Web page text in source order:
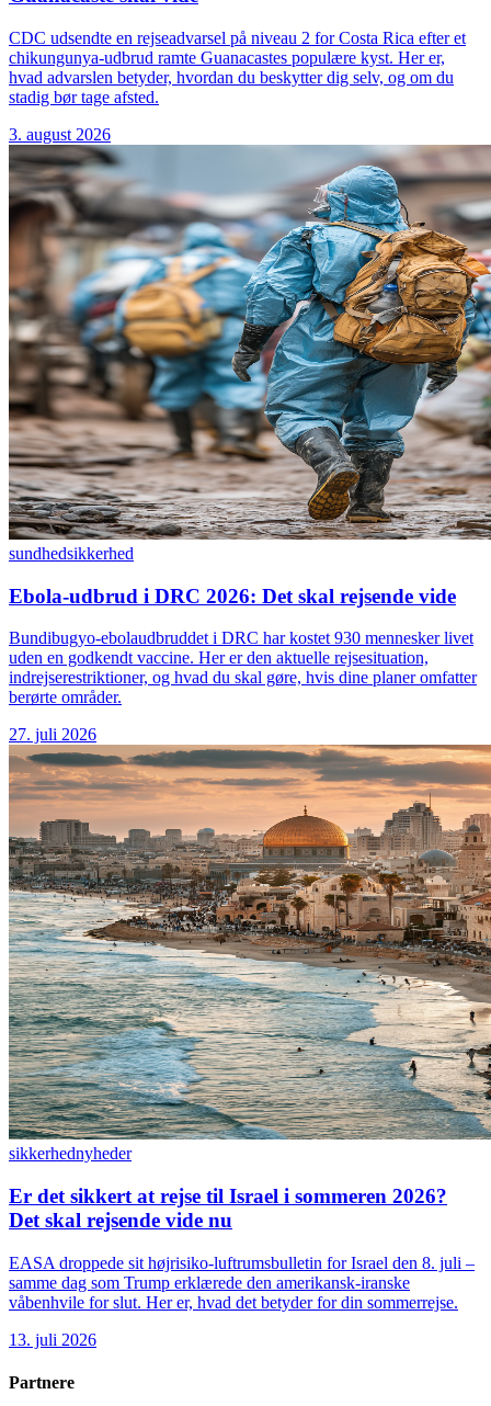
CDC udsendte en rejseadvarsel på niveau 2 for Costa Rica efter et
chikungunya-udbrud ramte Guanacastes populære kyst. Her er,
hvad advarslen betyder, hvordan du beskytter dig selv, og om du
stadig bør tage afsted.
3. august 2026
sundhedsikkerhed
Ebola-udbrud i DRC 2026: Det skal rejsende vide
Bundibugyo-ebolaudbruddet i DRC har kostet 930 mennesker livet
uden en godkendt vaccine. Her er den aktuelle rejsesituation,
indrejserestriktioner, og hvad du skal gøre, hvis dine planer omfatter
berørte områder.
27. juli 2026
sikkerhednyheder
Er det sikkert at rejse til Israel i sommeren 2026?
Det skal rejsende vide nu
EASA droppede sit højrisiko-luftrumsbulletin for Israel den 8. juli –
samme dag som Trump erklærede den amerikansk-iranske
våbenhvile for slut. Her er, hvad det betyder for din sommerrejse.
13. juli 2026
Partnere